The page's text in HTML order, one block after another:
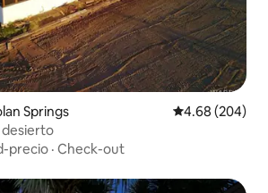
Springs Calificación
4.68 (204)
desierto
precio · Check-out